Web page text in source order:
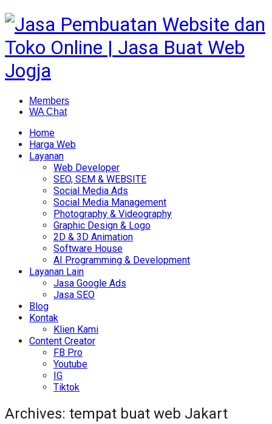
Members
WA Chat
Home
Harga Web
Layanan
Web Developer
SEO, SEM & WEBSITE
Social Media Ads
Social Media Management
Photography & Videography
Graphic Design & Logo
2D & 3D Animation
Software House
AI Programming & Development
Layanan Lain
Jasa Google Ads
Jasa SEO
Blog
Kontak
Klien Kami
Content Creator
FB Pro
Youtube
IG
Tiktok
Archives: tempat buat web Jakart